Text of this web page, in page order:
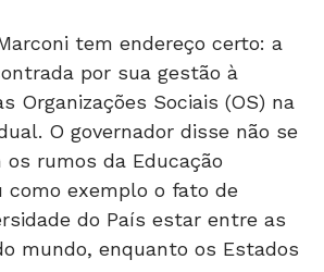
tem endereço certo: a
por sua gestão à
Organizações Sociais (OS) na
O governador disse não se
rumos da Educação
como exemplo o fato de
do País estar entre as
mundo, enquanto os Estados